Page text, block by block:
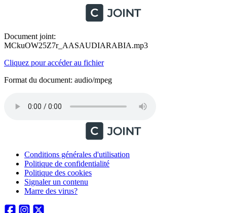
Document joint:
MCkuOW25Z7r_AASAUDIARABIA.mp3
Cliquez pour accéder au fichier
Format du document: audio/mpeg
Conditions générales d'utilisation
Politique de confidentialité
Politique des cookies
Signaler un contenu
Marre des virus?